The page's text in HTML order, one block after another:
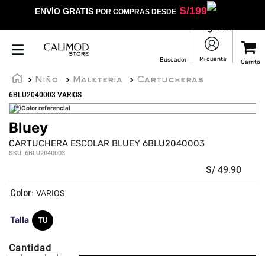
ENVÍO GRATIS POR COMPRAS DESDES/199
Niño Maletería
Cartucheras
6BLU2040003 VARIOS
(*)Color referencial
Bluey
CARTUCHERA ESCOLAR BLUEY 6BLU2040003
SKU: 6BLU2040003
S/ 49.90
Talla TU
: VARIOS
Cantidad